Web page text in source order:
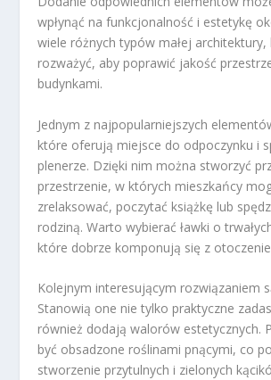
wpłynąć na funkcjonalność i estetykę
wiele różnych typów małej
rozważyć, aby poprawić jakość
budynkami.
Jednym z najpopularniejszych
które oferują miejsce do odpoczynku i
plenerze. Dzięki nim można stworzyć
przestrzenie, w których mieszkańcy
zrelaksować, poczytać książkę lub
rodziną. Warto wybierać ławki o
które dobrze komponują się z
Kolejnym interesującym rozwiązaniem
Stanowią one nie tylko praktyczne
również dodają walorów estetycznych.
być obsadzone roślinami pnącymi, co
stworzenie przytulnych i zielonych